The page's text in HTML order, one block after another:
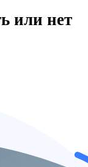
или нет